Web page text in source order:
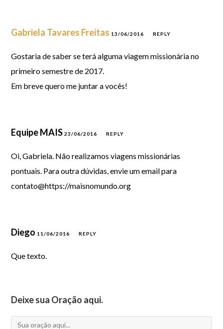
Gabriela Tavares Freitas 13/06/2016 REPLY
Gostaria de saber se terá alguma viagem missionária no
primeiro semestre de 2017.
Em breve quero me juntar a vocês!
Equipe MAIS23/06/2016 REPLY
Oi, Gabriela. Não realizamos viagens missionárias
pontuais. Para outra dúvidas, envie um email para
contato@https://maisnomundo.org
Diego 11/06/2016 REPLY
Que texto.
Deixe sua Oração aqui.